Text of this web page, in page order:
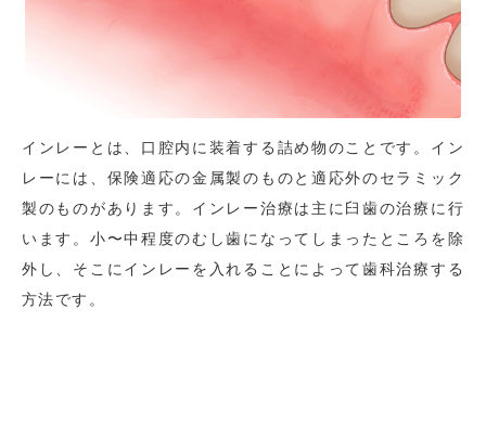
インレーとは、口腔内に装着する詰め物のことです。イン
レーには、保険適応の金属製のものと適応外のセラミック
製のものがあります。インレー治療は主に臼歯の治療に行
います。小〜中程度のむし歯になってしまったところを除
外し、そこにインレーを入れることによって歯科治療する
方法です。